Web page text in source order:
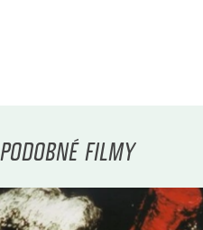
PODOBNÉ FILMY